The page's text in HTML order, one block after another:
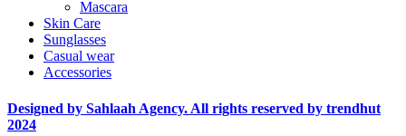
Mascara
Skin Care
Sunglasses
Casual wear
Accessories
Designed by Sahlaah Agency. All rights reserved by trendhut
2024